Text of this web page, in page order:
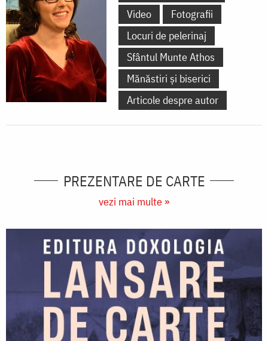
Video
Fotografii
Locuri de pelerinaj
Sfântul Munte Athos
Mănăstiri și biserici
Articole despre autor
PREZENTARE DE CARTE
vezi mai multe »